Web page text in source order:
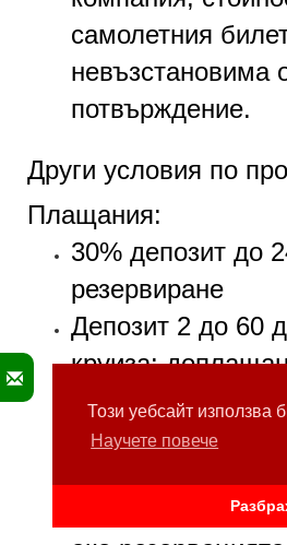
Този уебсайт използва
Научете повече
самолетния
невъзстановима
потвърждение.
Други условия по
Плащания:
30% депозит до
резервиране
Депозит 2 до 60
круиза:
стойността на
Пълно плащане -